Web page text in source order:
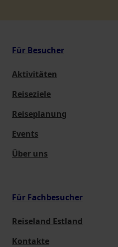
Für Besucher
Aktivitäten
Reiseziele
Reiseplanung
Events
Über uns
Für Fachbesucher
Reiseland Estland
Kontakte